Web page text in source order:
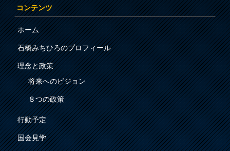
コンテンツ
ホーム
石橋みちひろのプロフィール
理念と政策
将来へのビジョン
８つの政策
行動予定
国会見学